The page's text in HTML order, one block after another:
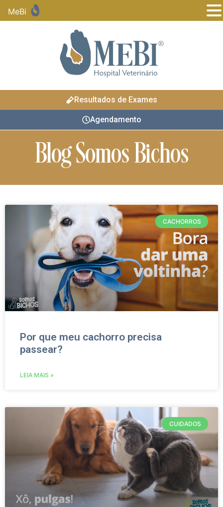
Resultados de Exames
Agendamento
Blog Somos Bichos
CACHORROS
Por que meu cachorro precisa
passear?
LEIA MAIS »
CUIDADOS
MeBi